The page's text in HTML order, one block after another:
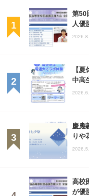
第50
人優
【
中高
慶應
りや
高校
が優